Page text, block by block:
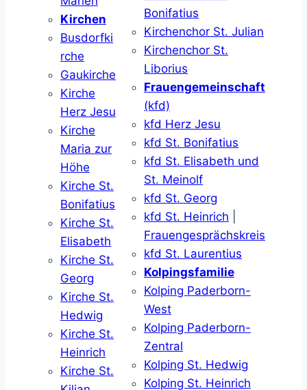
Kirchen
Busdorfki
rche
Gaukirche
Kirche
Herz Jesu
Kirche
Maria zur
Höhe
Kirche St.
Bonifatius
Kirche St.
Elisabeth
Kirche St.
Georg
Kirche St.
Hedwig
Kirche St.
Heinrich
Kirche St.
Bonifatius
Kirchenchor St. Julian
Kirchenchor St.
Liborius
Frauengemeinschaft
(kfd)
kfd Herz Jesu
kfd St. Bonifatius
kfd St. Elisabeth und
St. Meinolf
kfd St. Georg
kfd St. Heinrich
Frauengesprächskreis
kfd St. Laurentius
Kolpingsfamilie
Kolping Paderborn-
West
Kolping Paderborn-
Zentral
Kolping St. Hedwig
Kolping St. Heinrich